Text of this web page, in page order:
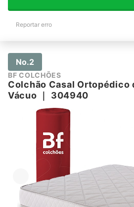
Reportar erro
No.2
BF COLCHÕES
Colchão Casal Ortopédico
Vácuo
304940